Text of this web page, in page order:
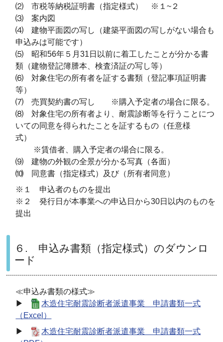
⑵ 市税等納税証明書（指定様式） ※１~２
⑶ 案内図
⑷ 建物平面図の写し（建築平面図の写しがない場合も
申込みは可能です）
⑸ 昭和56年５月31日以前に着工したことが分かる書
類（建物登記簿謄本、検査済証の写し等）
⑹ 対象住宅の所有者を証する書類（登記事項証明書
等）
⑺ 売買契約書の写し ※購入予定者の場合に限る。
⑻ 対象住宅の所有者より、耐震診断等を行うことにつ
いての同意を得られたことを証するもの（任意様
式）
※賃借者、購入予定者の場合に限る。
⑼ 建物の外観の全景が分かる写真（各面）
⑽ 同意書（指定様式）及び（所有者同意）
※１ 申込者のものを提出
※２ 発行日が本事業への申込日から30日以内のものを
提出
６. 申込み書類（指定様式）のダウンロ
ード
≪申込み書類の様式≫
▶
木造住宅耐震診断者派遣事業 申請書類一式
（Excel）
▶
木造住宅耐震診断者派遣事業 申請書類一式